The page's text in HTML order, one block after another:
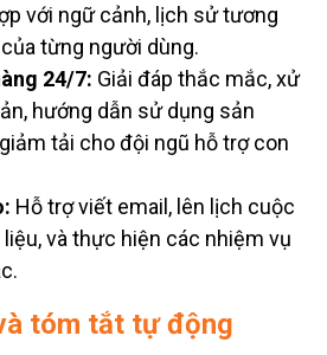
với ngữ cảnh, lịch sử tương
từng người dùng.
24/7: Giải đáp thắc mắc, xử
hướng dẫn sử dụng sản
tải cho đội ngũ hỗ trợ con
Hỗ trợ viết email, lên lịch cuộc
và thực hiện các nhiệm vụ
tóm tắt tự động